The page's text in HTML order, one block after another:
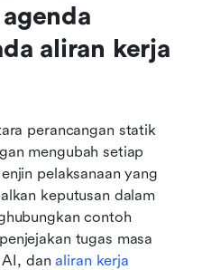
aliran kerja
perancangan statik
mengubah setiap
pelaksanaan yang
keputusan dalam
contoh
tugas masa
dan aliran kerja